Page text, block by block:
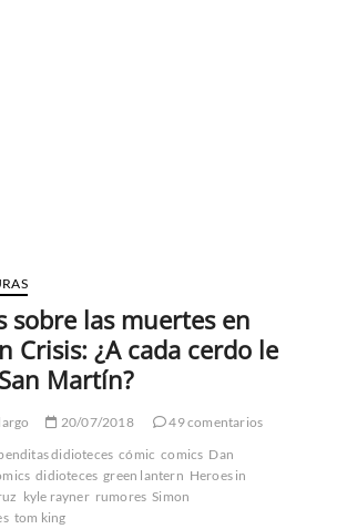
sobre las muertes en
Crisis: ¿A cada cerdo le
Martín?
20/07/2018
49 comentarios
didioteces cómic comics Dan
didioteces green lantern Heroes in
kyle rayner rumores Simon
tom king